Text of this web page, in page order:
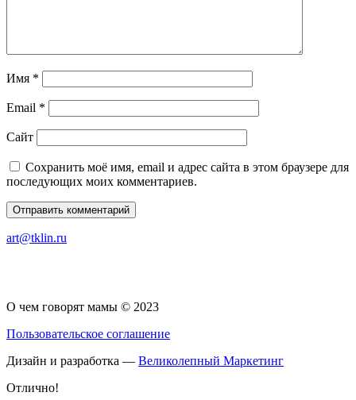
Имя *
Email *
Сайт
Сохранить моё имя, email и адрес сайта в этом браузере для
последующих моих комментариев.
art@tklin.ru
О чем говорят мамы © 2023
Пользовательское соглашение
Дизайн и разработка — Великолепный Маркетинг
Отлично!